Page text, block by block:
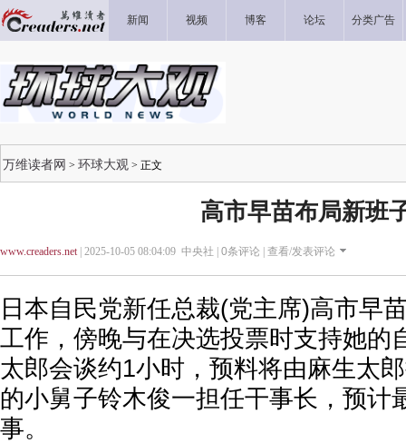
新闻 视频 博客 论坛 分类广告
万维读者网 > 环球大观 > 正文
高市早苗布局新班
www.creaders.net| 2025-10-05 08:04:09 中央社 | 0条评论 | 查看/发表评论
日本自民党新任总裁(党主席)高市早
工作，傍晚与在决选投票时支持她的
太郎会谈约1小时，预料将由麻生太
的小舅子铃木俊一担任干事长，预计
事。